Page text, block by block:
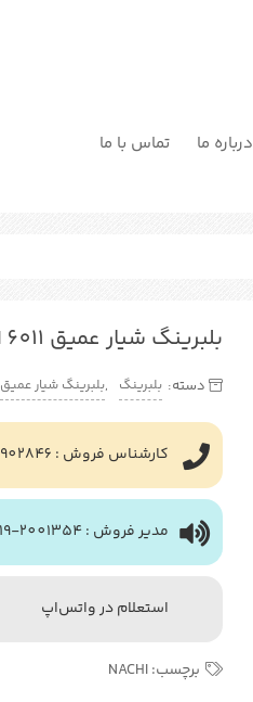
درباره ما تماس با ما
بلبرینگ شیار عمیق NACHI 6011
دسته: بلبرینگ ,بلبرینگ شیار عمیق
کارشناس فروش : 33902846-021
مدیر فروش : 2001354-0919
استعلام در واتس‌اپ
برچسب:NACHI